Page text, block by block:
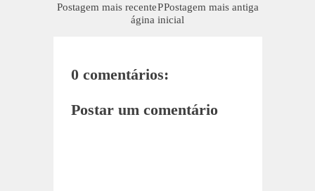
Postagem mais recente Postagem mais antiga
P
ágina inicial
0 comentários:
Postar um comentário